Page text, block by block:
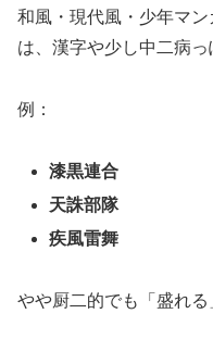
和風・現代風・少年マ
は、漢字や少し中二病っ
例：
漆黒連合
天誅部隊
疾風雷舞
やや厨二的でも「盛れる